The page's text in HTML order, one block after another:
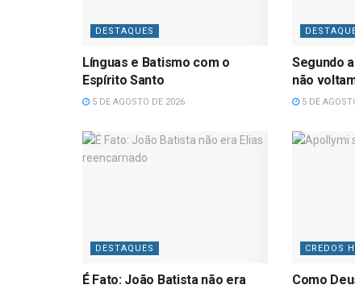
DESTAQUES
Línguas e Batismo com o
Espírito Santo
5 DE AGOSTO DE 2026
Segundo
não
5 DE
DESTAQUES
É Fato: João Batista não era
CREDOS
Como